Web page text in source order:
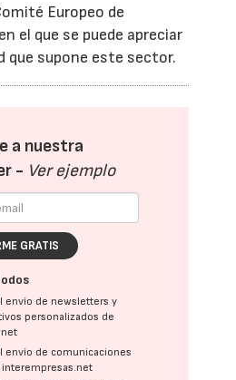
Europeo de
el que se puede apreciar
que supone este sector.
a nuestra
- Ver ejemplo
GRATIS
envío de newsletters y
personalizados de
envío de comunicaciones